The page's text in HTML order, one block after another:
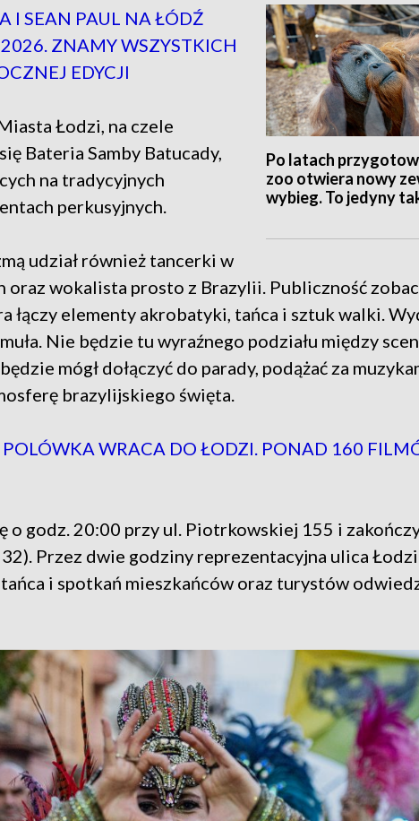
Po latach
zoo otwiera nowy
wybieg. To jedyny
I SEAN PAUL NA ŁÓDŹ
ZNAMY WSZYSTKICH
EDYCJI
Łodzi, na czele
Bateria Samby Batucady,
na tradycyjnych
perkusyjnych.
udział również tancerki w
wokalista prosto z Brazylii. Publiczność
łączy elementy akrobatyki, tańca i sztuk walki.
Nie będzie tu wyraźnego podziału między
mógł dołączyć do parady, podążać za
brazylijskiego święta.
WRACA DO ŁODZI. PONAD 160
o godz. 20:00 przy ul. Piotrkowskiej 155 i
Przez dwie godziny reprezentacyjna ulica
i spotkań mieszkańców oraz turystów